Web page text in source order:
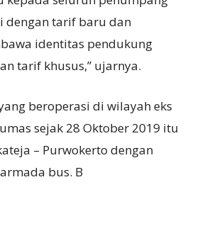
dengan tarif baru dan
identitas pendukung
tarif khusus,” ujarnya.
beroperasi di wilayah eks
sejak 28 Oktober 2019 itu
– Purwokerto dengan
bus. B